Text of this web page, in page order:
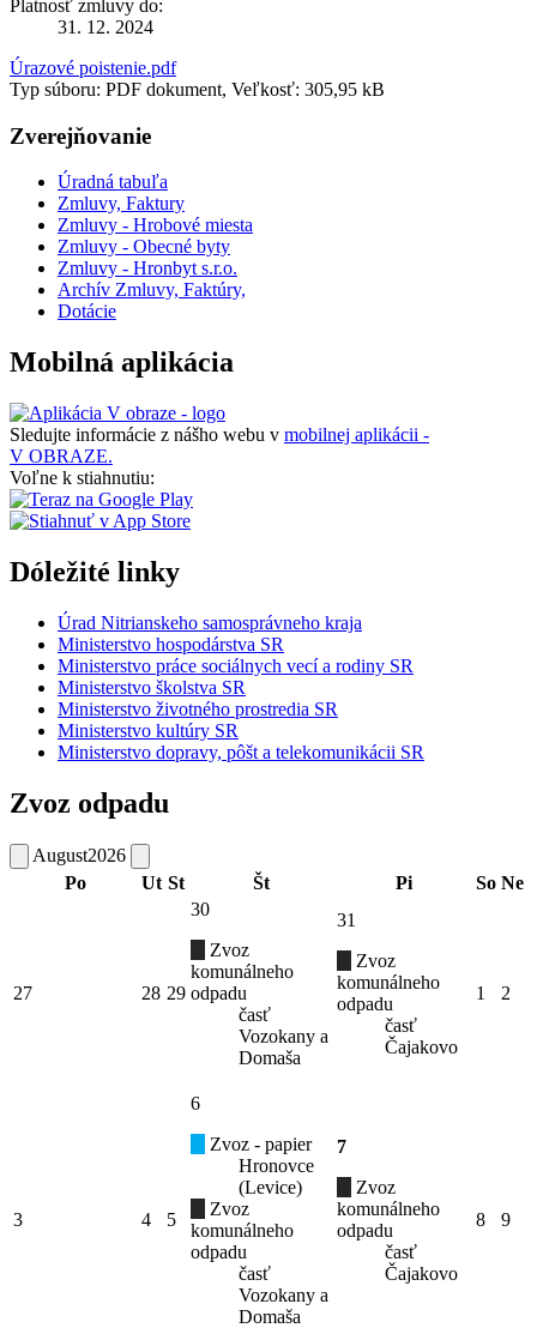
Platnosť zmluvy do:
31. 12. 2024
Úrazové poistenie.pdf
Typ súboru: PDF dokument, Veľkosť: 305,95 kB
Zverejňovanie
Úradná tabuľa
Zmluvy, Faktury
Zmluvy - Hrobové miesta
Zmluvy - Obecné byty
Zmluvy - Hronbyt s.r.o.
Archív Zmluvy, Faktúry,
Dotácie
Mobilná aplikácia
Sledujte informácie z nášho webu v mobilnej aplikácii -
V OBRAZE.
Voľne k stiahnutiu:
Dóležité linky
Úrad Nitrianskeho samosprávneho kraja
Ministerstvo hospodárstva SR
Ministerstvo práce sociálnych vecí a rodiny SR
Ministerstvo školstva SR
Ministerstvo životného prostredia SR
Ministerstvo kultúry SR
Ministerstvo dopravy, pôšt a telekomunikácii SR
Zvoz odpadu
August2026
Po
Ut St Št Pi So Ne
27 28 29
30
Zvoz
komunálneho
odpadu
časť
Vozokany a
Domaša
31
Zvoz
komunálneho
odpadu
časť
Čajakovo
1 2
3 4 5
6
Zvoz - papier
Hronovce
(Levice)
Zvoz
komunálneho
odpadu
časť
Vozokany a
Domaša
7
Zvoz
komunálneho
odpadu
časť
Čajakovo
8 9